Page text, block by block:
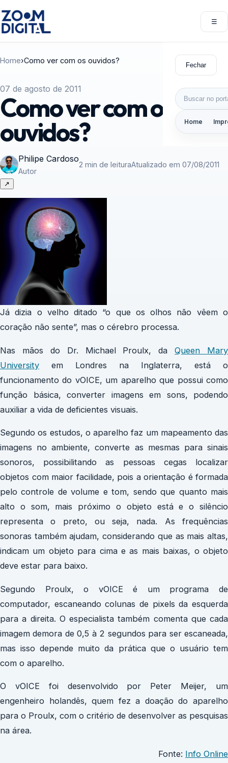
☰
Fechar
Buscar por:
Home
Home›Como ver com os ouvidos?
07 de agosto de 2011
Como ver com os
ouvidos?
Philipe Cardoso
Autor
2 min de leituraAtualizado em 07/08/2011
↗
Já dizia o velho ditado “o que os olhos não vêem o
coração não sente”, mas o cérebro processa.
Nas mãos do Dr. Michael Proulx, daQueen Mary
University em Londres na Inglaterra, está o
funcionamento do vOICE, um aparelho que possui como
função básica, converter imagens em sons, podendo
auxiliar a vida de deficientes visuais.
Segundo os estudos, o aparelho faz um mapeamento das
imagens no ambiente, converte as mesmas para sinais
sonoros, possibilitando as pessoas cegas localizar
objetos com maior facilidade, pois a orientação é formada
pelo controle de volume e tom, sendo que quanto mais
alto o som, mais próximo o objeto está e o silêncio
representa o preto, ou seja, nada. As frequências
sonoras também ajudam, considerando que as mais altas,
indicam um objeto para cima e as mais baixas, o objeto
deve estar para baixo.
Segundo Proulx, o vOICE é um programa de
computador, escaneando colunas de pixels da esquerda
para a direita. O especialista também comenta que cada
imagem demora de 0,5 à 2 segundos para ser escaneada,
mas isso depende muito da prática que o usuário tem
com o aparelho.
O vOICE foi desenvolvido por Peter Meijer, um
engenheiro holandês, quem fez a doação do aparelho
para o Proulx, com o critério de desenvolver as pesquisas
na área.
Fonte: Info Online